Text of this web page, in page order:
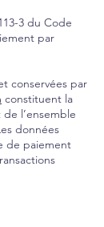
3 du Code
par
conservées par
constituent la
l’ensemble
données
de paiement